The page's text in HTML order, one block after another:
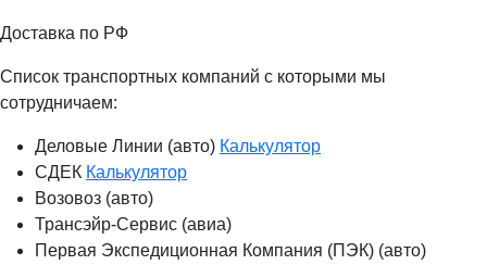
Доставка по РФ
Список транспортных компаний с которыми мы
сотрудничаем:
Деловые Линии (авто) Калькулятор
СДЕК Калькулятор
Возовоз (авто)
Трансэйр-Сервис (авиа)
Первая Экспедиционная Компания (ПЭК) (авто)